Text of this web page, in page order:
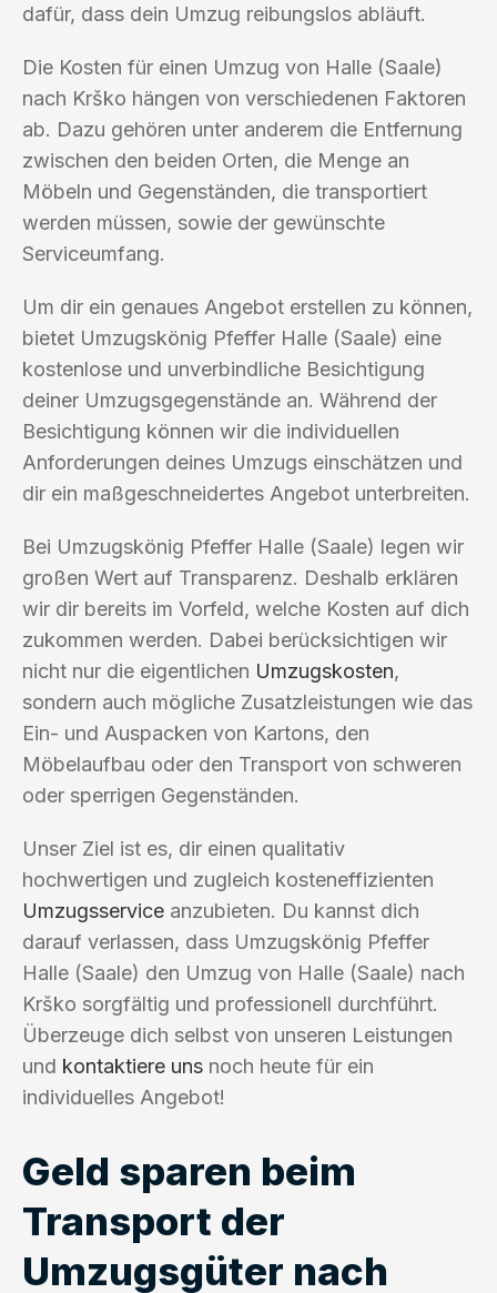
dafür, dass dein Umzug reibungslos abläuft.
Die Kosten für einen Umzug von Halle (Saale)
nach Krško hängen von verschiedenen Faktoren
ab. Dazu gehören unter anderem die Entfernung
zwischen den beiden Orten, die Menge an
Möbeln und Gegenständen, die transportiert
werden müssen, sowie der gewünschte
Serviceumfang.
Um dir ein genaues Angebot erstellen zu können,
bietet Umzugskönig Pfeffer Halle (Saale) eine
kostenlose und unverbindliche Besichtigung
deiner Umzugsgegenstände an. Während der
Besichtigung können wir die individuellen
Anforderungen deines Umzugs einschätzen und
dir ein maßgeschneidertes Angebot unterbreiten.
Bei Umzugskönig Pfeffer Halle (Saale) legen wir
großen Wert auf Transparenz. Deshalb erklären
wir dir bereits im Vorfeld, welche Kosten auf dich
zukommen werden. Dabei berücksichtigen wir
nicht nur die eigentlichen Umzugskosten,
sondern auch mögliche Zusatzleistungen wie das
Ein- und Auspacken von Kartons, den
Möbelaufbau oder den Transport von schweren
oder sperrigen Gegenständen.
Unser Ziel ist es, dir einen qualitativ
hochwertigen und zugleich kosteneffizienten
Umzugsservice anzubieten. Du kannst dich
darauf verlassen, dass Umzugskönig Pfeffer
Halle (Saale) den Umzug von Halle (Saale) nach
Krško sorgfältig und professionell durchführt.
Überzeuge dich selbst von unseren Leistungen
und kontaktiere uns noch heute für ein
individuelles Angebot!
Geld sparen beim
Transport der
Umzugsgüter nach